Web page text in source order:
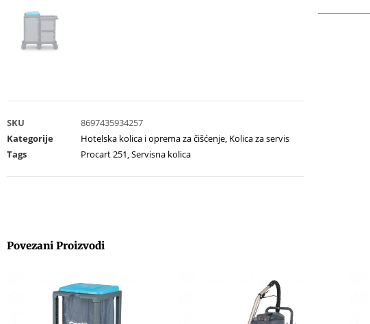
SKU
8697435934257
Kategorije
Hotelska kolica i oprema za čišćenje, Kolica za servis
Tags
Procart 251,Servisna kolica
Povezani Proizvodi